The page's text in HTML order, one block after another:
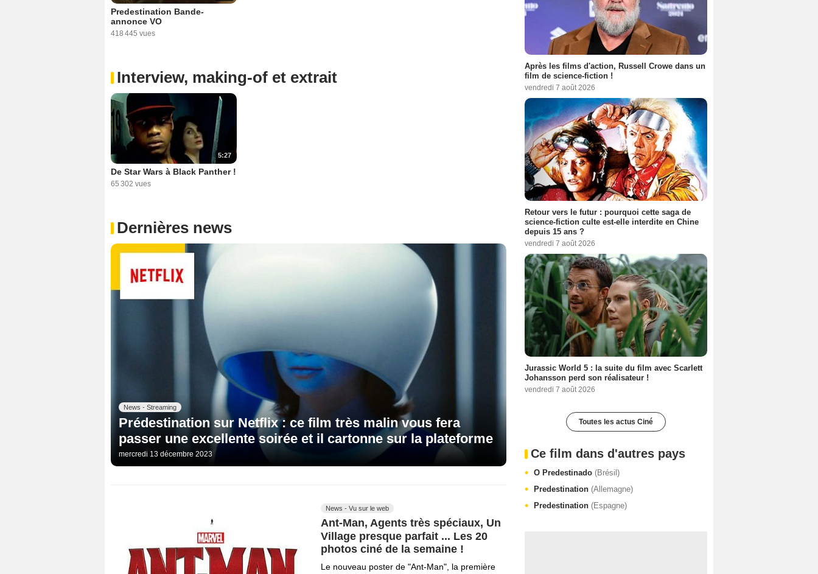
Predestination Bande-
annonce VO
418 445 vues
Interview, making-of et extrait
5:27
De Star Wars à Black Panther !
65 302 vues
Dernières news
News - Streaming
Prédestination sur Netflix : ce film très malin vous fera
passer une excellente soirée et il cartonne sur la plateforme
mercredi 13 décembre 2023
News - Vu sur le web
Ant-Man, Agents très spéciaux, Un
Village presque parfait ... Les 20
photos ciné de la semaine !
Le nouveau poster de "Ant-Man", la première
Après les films d'action, Russell Crowe dans un
film de science-fiction !
vendredi 7 août 2026
Retour vers le futur : pourquoi cette saga de
science-fiction culte est-elle interdite en Chine
depuis 15 ans ?
vendredi 7 août 2026
Jurassic World 5 : la suite du film avec Scarlett
Johansson perd son réalisateur !
vendredi 7 août 2026
Toutes les actus Ciné
Ce film dans d'autres pays
O Predestinado (Brésil)
Predestination (Allemagne)
Predestination (Espagne)